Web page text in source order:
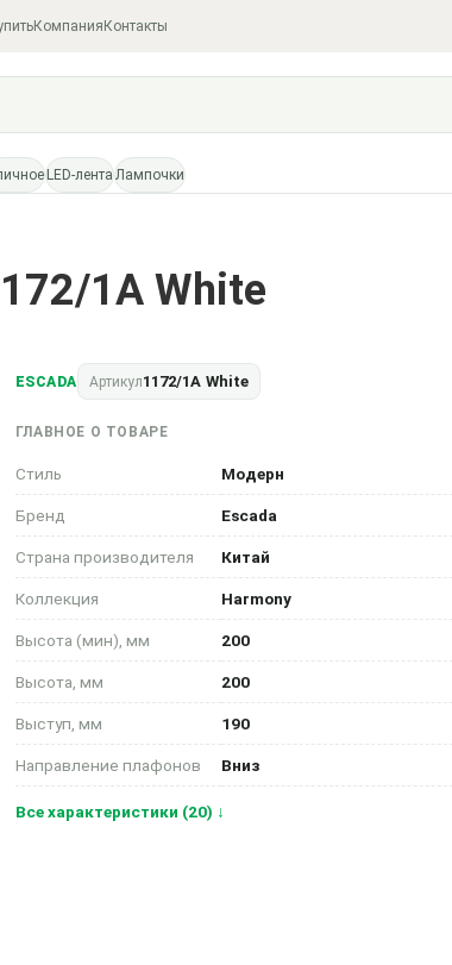
Компания Контакты
LED-лента Лампочки
1A White
ESCADA Артикул1172/1A White
ГЛАВНОЕ О ТОВАРЕ
Стиль Модерн
Бренд Escada
Страна производителя Китай
Коллекция Harmony
Высота (мин), мм 200
Высота, мм 200
Выступ, мм 190
Направление плафонов Вниз
Все характеристики (20) ↓